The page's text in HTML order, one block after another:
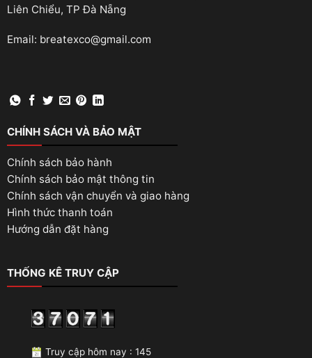
Liên Chiểu, TP Đà Nẵng
Email: breatexco@gmail.com
CHÍNH SÁCH VÀ BẢO MẬT
Chính sách bảo hành
Chính sách bảo mật thông tin
Chính sách vận chuyển và giao hàng
Hình thức thanh toán
Hướng dẫn đặt hàng
THỐNG KÊ TRUY CẬP
Truy cập hôm nay : 145